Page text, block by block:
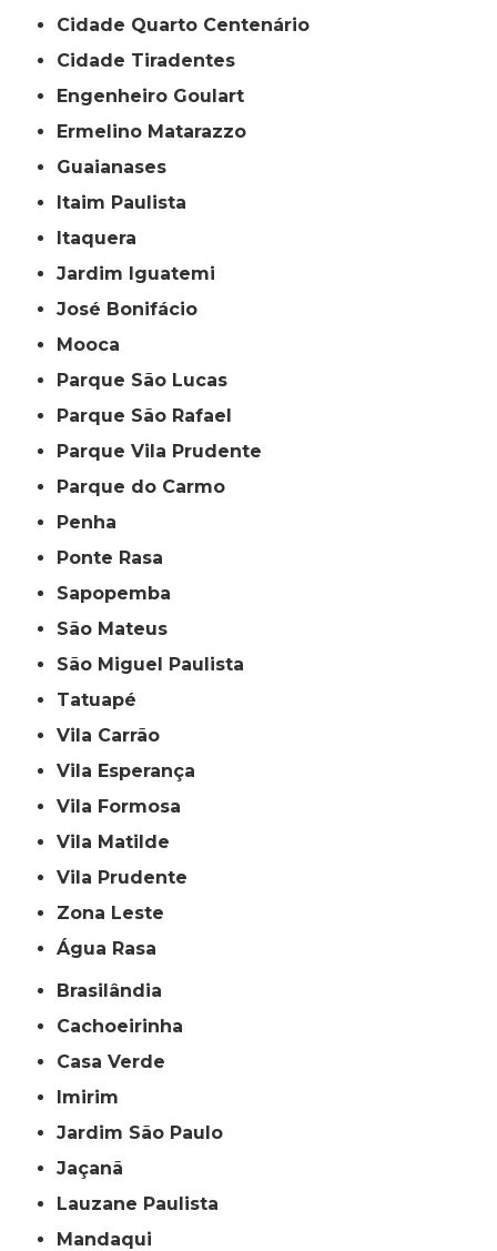
Cidade Quarto Centenário
Cidade Tiradentes
Engenheiro Goulart
Ermelino Matarazzo
Guaianases
Itaim Paulista
Itaquera
Jardim Iguatemi
José Bonifácio
Mooca
Parque São Lucas
Parque São Rafael
Parque Vila Prudente
Parque do Carmo
Penha
Ponte Rasa
Sapopemba
São Mateus
São Miguel Paulista
Tatuapé
Vila Carrão
Vila Esperança
Vila Formosa
Vila Matilde
Vila Prudente
Zona Leste
Água Rasa
Brasilândia
Cachoeirinha
Casa Verde
Imirim
Jardim São Paulo
Jaçanã
Lauzane Paulista
Mandaqui